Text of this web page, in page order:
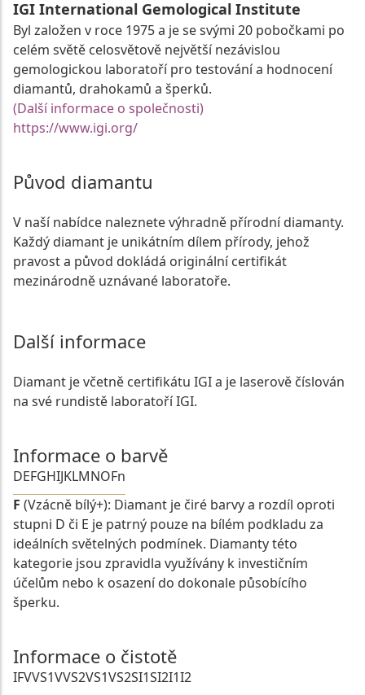
IGI International Gemological Institute
Byl založen v roce 1975 a je se svými 20 pobočkami po
celém světě celosvětově největší nezávislou
gemologickou laboratoří pro testování a hodnocení
diamantů, drahokamů a šperků.
(Další informace o společnosti)
https://www.igi.org/
Původ diamantu
V naší nabídce naleznete výhradně přírodní diamanty.
Každý diamant je unikátním dílem přírody, jehož
pravost a původ dokládá originální certifikát
mezinárodně uznávané laboratoře.
Další informace
Diamant je včetně certifikátu IGI a je laserově číslován
na své rundistě laboratoří IGI.
Informace o barvě
DEFGHIJKLMNOFn
F (Vzácně bílý+): Diamant je čiré barvy a rozdíl oproti
stupni D či E je patrný pouze na bílém podkladu za
ideálních světelných podmínek. Diamanty této
kategorie jsou zpravidla využívány k investičním
účelům nebo k osazení do dokonale působícího
šperku.
Informace o čistotě
IFVVS1VVS2VS1VS2SI1SI2I1I2